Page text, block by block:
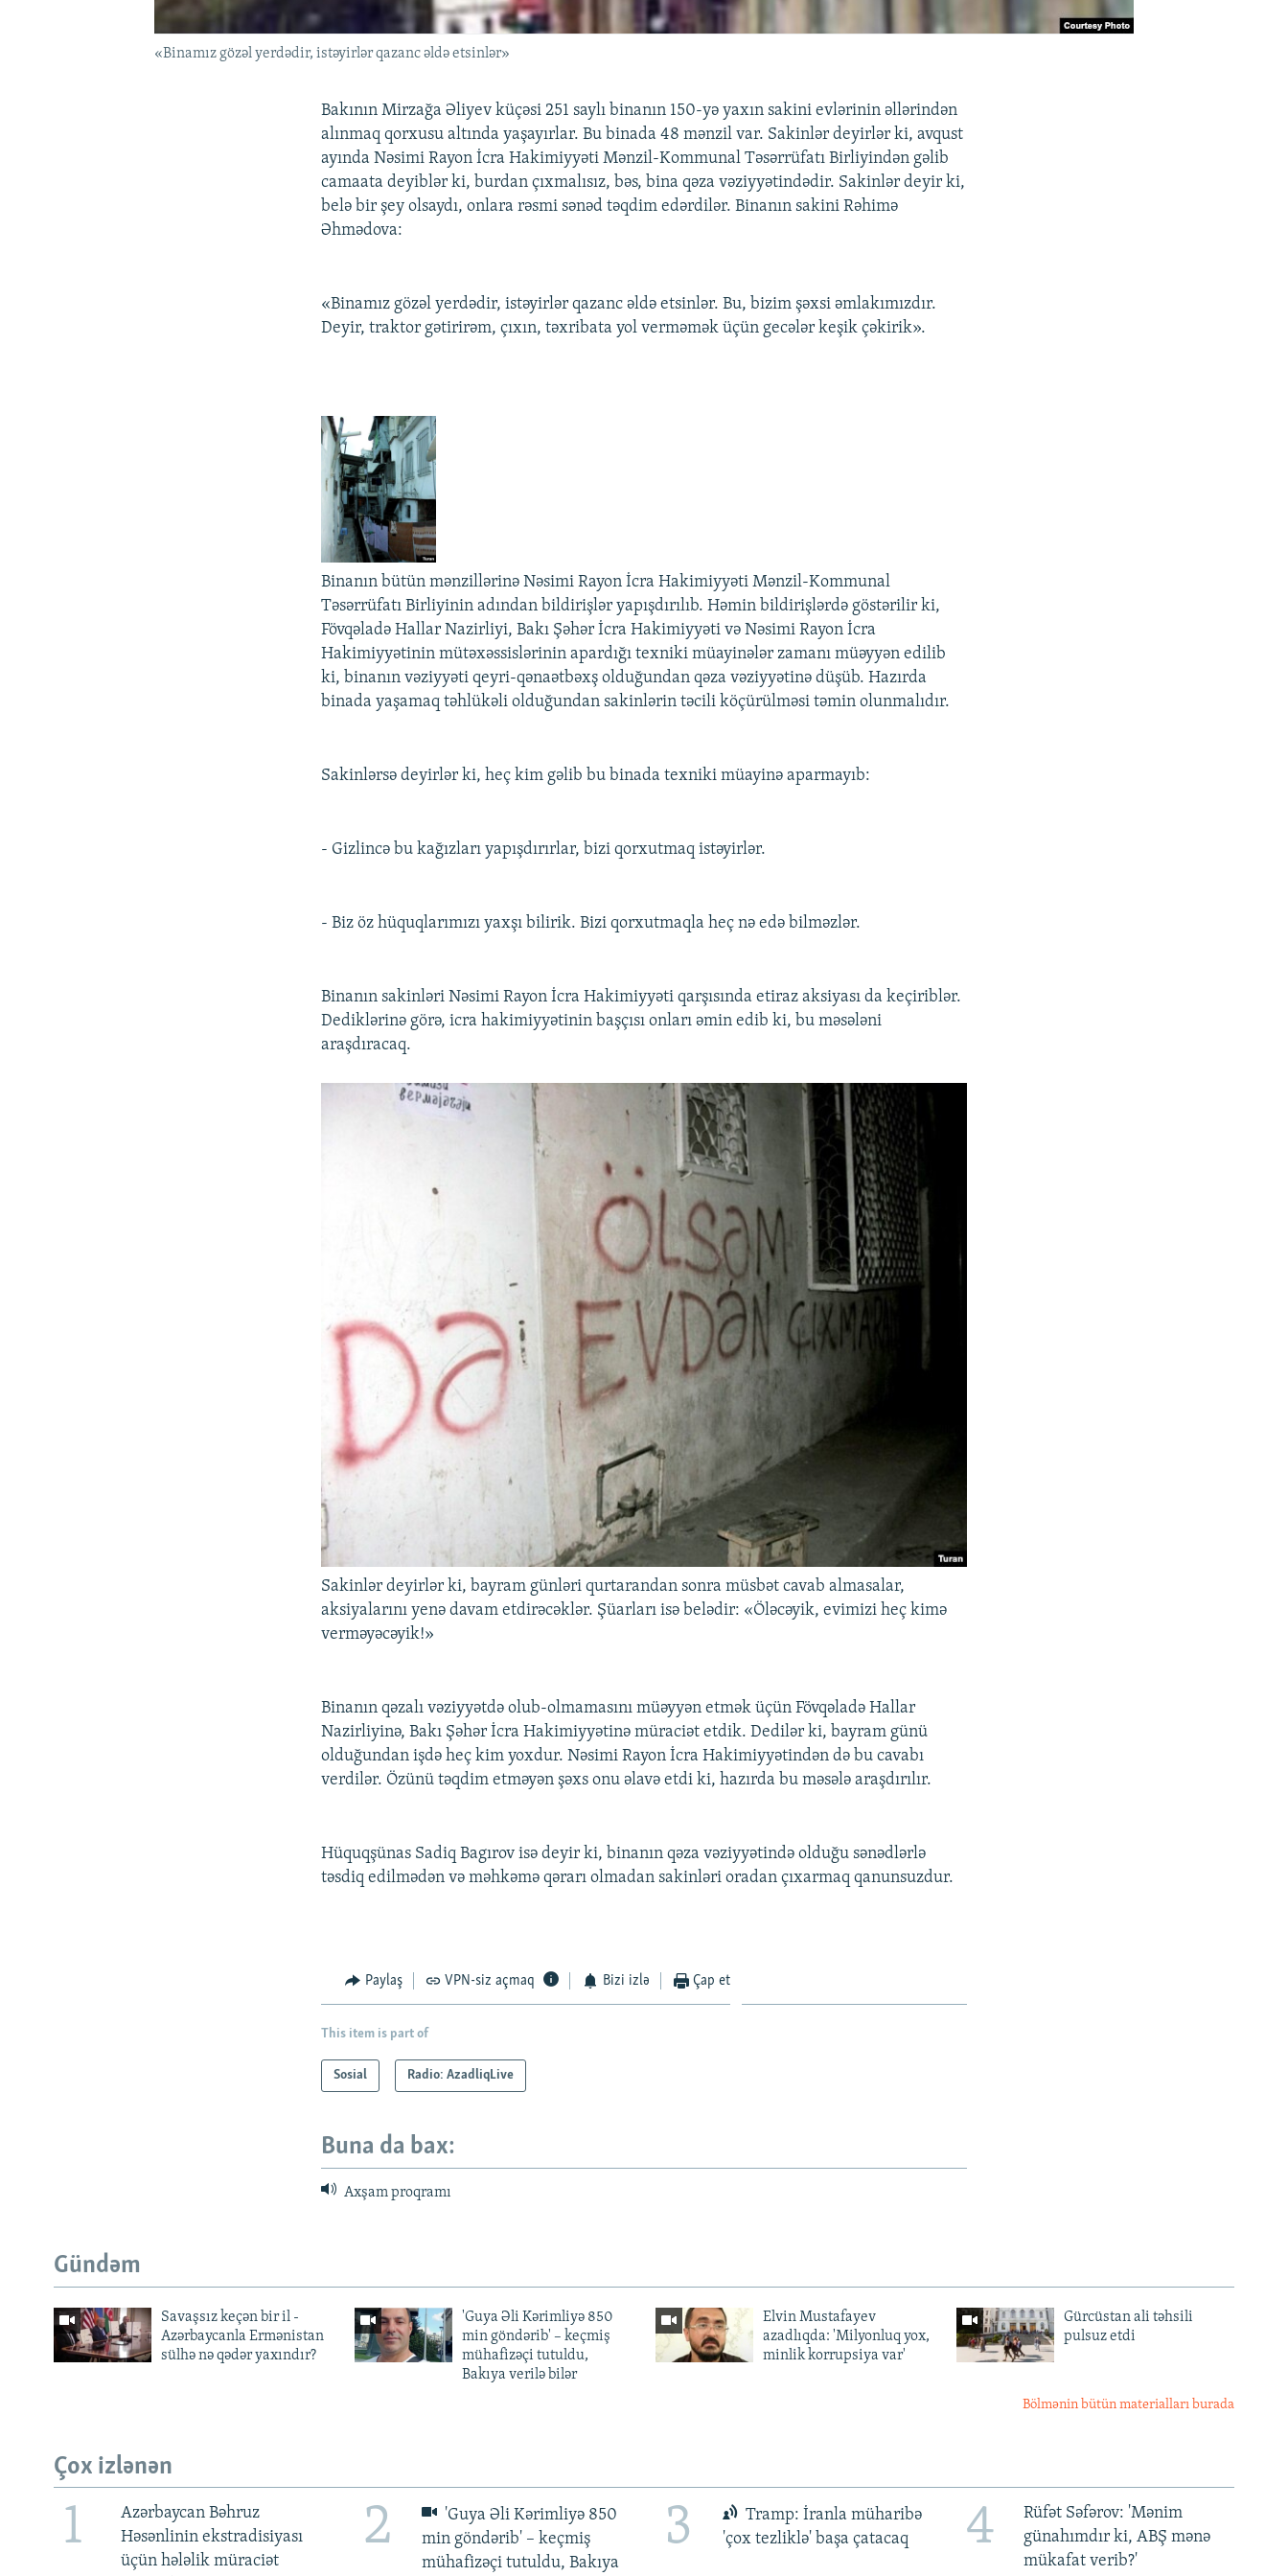
«Binamız gözəl yerdədir, istəyirlər qazanc əldə etsinlər»
Bakının Mirzağa Əliyev küçəsi 251 saylı binanın 150-yə yaxın sakini evlərinin əllərindən
alınmaq qorxusu altında yaşayırlar. Bu binada 48 mənzil var. Sakinlər deyirlər ki, avqust
ayında Nəsimi Rayon İcra Hakimiyyəti Mənzil-Kommunal Təsərrüfatı Birliyindən gəlib
camaata deyiblər ki, burdan çıxmalısız, bəs, bina qəza vəziyyətindədir. Sakinlər deyir ki,
belə bir şey olsaydı, onlara rəsmi sənəd təqdim edərdilər. Binanın sakini Rəhimə
Əhmədova:
«Binamız gözəl yerdədir, istəyirlər qazanc əldə etsinlər. Bu, bizim şəxsi əmlakımızdır.
Deyir, traktor gətirirəm, çıxın, təxribata yol verməmək üçün gecələr keşik çəkirik».
Binanın bütün mənzillərinə Nəsimi Rayon İcra Hakimiyyəti Mənzil-Kommunal
Təsərrüfatı Birliyinin adından bildirişlər yapışdırılıb. Həmin bildirişlərdə göstərilir ki,
Fövqəladə Hallar Nazirliyi, Bakı Şəhər İcra Hakimiyyəti və Nəsimi Rayon İcra
Hakimiyyətinin mütəxəssislərinin apardığı texniki müayinələr zamanı müəyyən edilib
ki, binanın vəziyyəti qeyri-qənaətbəxş olduğundan qəza vəziyyətinə düşüb. Hazırda
binada yaşamaq təhlükəli olduğundan sakinlərin təcili köçürülməsi təmin olunmalıdır.
Sakinlərsə deyirlər ki, heç kim gəlib bu binada texniki müayinə aparmayıb:
- Gizlincə bu kağızları yapışdırırlar, bizi qorxutmaq istəyirlər.
- Biz öz hüquqlarımızı yaxşı bilirik. Bizi qorxutmaqla heç nə edə bilməzlər.
Binanın sakinləri Nəsimi Rayon İcra Hakimiyyəti qarşısında etiraz aksiyası da keçiriblər.
Dediklərinə görə, icra hakimiyyətinin başçısı onları əmin edib ki, bu məsələni
araşdıracaq.
Sakinlər deyirlər ki, bayram günləri qurtarandan sonra müsbət cavab almasalar,
aksiyalarını yenə davam etdirəcəklər. Şüarları isə belədir: «Öləcəyik, evimizi heç kimə
verməyəcəyik!»
Binanın qəzalı vəziyyətdə olub-olmamasını müəyyən etmək üçün Fövqəladə Hallar
Nazirliyinə, Bakı Şəhər İcra Hakimiyyətinə müraciət etdik. Dedilər ki, bayram günü
olduğundan işdə heç kim yoxdur. Nəsimi Rayon İcra Hakimiyyətindən də bu cavabı
verdilər. Özünü təqdim etməyən şəxs onu əlavə etdi ki, hazırda bu məsələ araşdırılır.
Hüquqşünas Sadiq Bagırov isə deyir ki, binanın qəza vəziyyətində olduğu sənədlərlə
təsdiq edilmədən və məhkəmə qərarı olmadan sakinləri oradan çıxarmaq qanunsuzdur.
Paylaş VPN-siz açmaq Bizi izlə Çap et
This item is part of
Sosial Radio: AzadliqLive
Buna da bax:
Axşam proqramı
Gündəm
Savaşsız keçən bir il -
Azərbaycanla Ermənistan
sülhə nə qədər yaxındır?
'Guya Əli Kərimliyə 850
min göndərib' – keçmiş
mühafizəçi tutuldu,
Bakıya verilə bilər
Elvin Mustafayev
azadlıqda: 'Milyonluq yox,
minlik korrupsiya var'
Gürcüstan ali təhsili
pulsuz etdi
Bölmənin bütün materialları burada
Çox izlənən
1
Azərbaycan Bəhruz
Həsənlinin ekstradisiyası
üçün hələlik müraciət
2
'Guya Əli Kərimliyə 850
min göndərib' – keçmiş
mühafizəçi tutuldu, Bakıya
3
Tramp: İranla müharibə
'çox tezliklə' başa çatacaq
4
Rüfət Səfərov: 'Mənim
günahımdır ki, ABŞ mənə
mükafat verib?'